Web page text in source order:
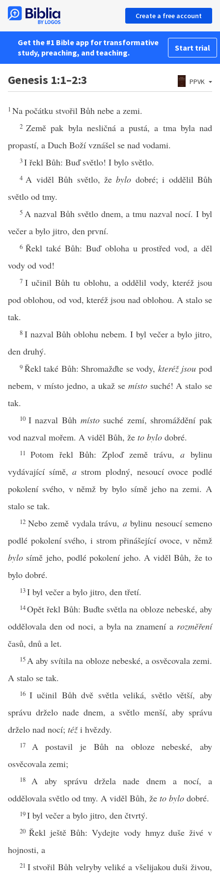
Create a free account
Get the #1 Bible app for transformative
study, preaching, and teaching.
Start trial
Genesis 1:1–2:3 PPVK
1 Na počátku stvořil Bůh nebe a zemi.
2Země pak byla nesličná a pustá, a tma byla nad
propastí, a Duch Boží vznášel se nad vodami.
3I řekl Bůh: Buď světlo! I bylo světlo.
4 A viděl Bůh světlo, žebylo dobré; i oddělil Bůh
světlo od tmy.
5 A nazval Bůh světlo dnem, a tmu nazval nocí. I byl
večer a bylo jitro, den první.
6Řekl také Bůh: Buď obloha u prostřed vod, a děl
vody od vod!
7I učinil Bůh tu oblohu, a oddělil vody, kteréž jsou
pod oblohou, od vod, kteréž jsou nad oblohou. A stalo se
tak.
8 I nazval Bůh oblohu nebem. I byl večer a bylo jitro,
den druhý.
9 Řekl také Bůh: Shromažďte se vody, kteréž jsou pod
nebem, v místo jedno, a ukaž se místosuché! A stalo se
tak.
10 I nazval Bůh místosuché zemí, shromáždění pak
vod nazval mořem. A viděl Bůh, že to bylo dobré.
11 Potom řekl Bůh: Zploď země trávu, a bylinu
vydávající símě,a strom plodný, nesoucí ovoce podlé
pokolení svého, v němž by bylo símě jeho na zemi. A
stalo se tak.
12 Nebo země vydala trávu, abylinu nesoucí semeno
podlé pokolení svého, i strom přinášející ovoce, v němž
bylo símě jeho, podlé pokolení jeho. A viděl Bůh, že to
bylo dobré.
13I byl večer a bylo jitro, den třetí.
14Opět řekl Bůh: Buďte světla na obloze nebeské, aby
oddělovala den od noci, a byla na znamení a rozměření
časů, dnů a let.
15A aby svítila na obloze nebeské, a osvěcovala zemi.
A stalo se tak.
16 I učinil Bůh dvě světla veliká, světlo větší, aby
správu drželo nade dnem, a světlo menší, aby správu
drželo nad nocí; téži hvězdy.
17 A postavil je Bůh na obloze nebeské, aby
osvěcovala zemi;
18 A aby správu držela nade dnem a nocí, a
oddělovala světlo od tmy. A viděl Bůh, že to bylo dobré.
19I byl večer a bylo jitro, den čtvrtý.
20 Řekl ještě Bůh: Vydejte vody hmyz duše živé v
hojnosti, a
21 I stvořil Bůh velryby veliké a všelijakou duši živou,